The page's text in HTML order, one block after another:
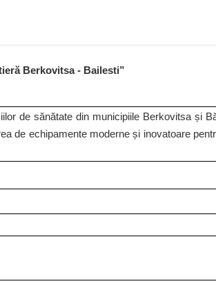
Berkovitsa - Bailesti”
de sănătate din municipiile Berkovitsa și
de echipamente moderne și inovatoare